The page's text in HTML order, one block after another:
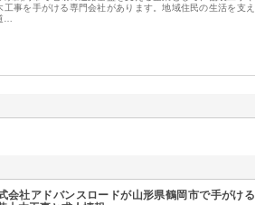
工事を手がける専門会社があります。地域住民の生活を支え
…
会社アドバンスロードが山形県鶴岡市で手がける